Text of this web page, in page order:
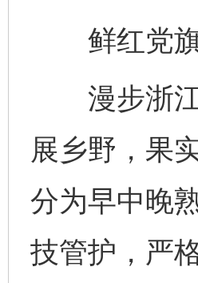
鲜红党旗
漫步浙江
展乡野，果
分为早中晚
技管护，严